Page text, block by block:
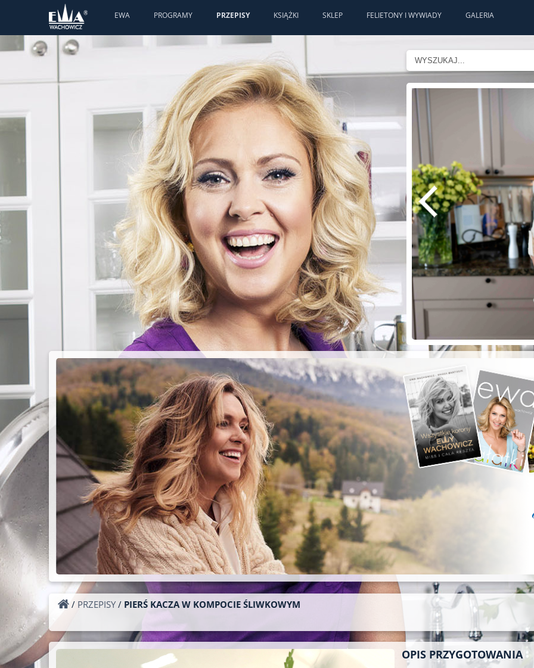
EWA PROGRAMY PRZEPISY KSIĄŻKI SKLEP FELIETONY I WYWIADY GALERIA
PIECZYSTE POD
CHMURKĄ!
Przepisy na grilla;-)
/ PRZEPISY / PIERŚ KACZA W KOMPOCIE ŚLIWKOWYM
OPIS PRZYGOTOWANIA